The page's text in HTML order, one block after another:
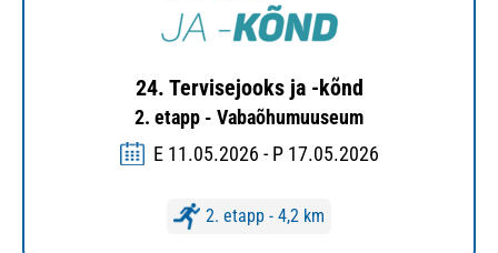
24. Tervisejooks ja -kõnd
2. etapp - Vabaõhumuuseum
E 11.05.2026 - P 17.05.2026
2. etapp - 4,2 km